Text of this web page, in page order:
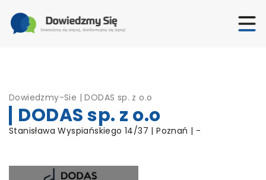
Dowiedzmy-Sie |DODAS sp. z o.o
DODAS sp. z o.o
Stanisława Wyspiańskiego 14/37 | Poznań | -